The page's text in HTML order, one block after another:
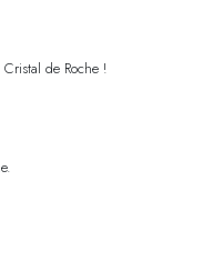
de Roche !